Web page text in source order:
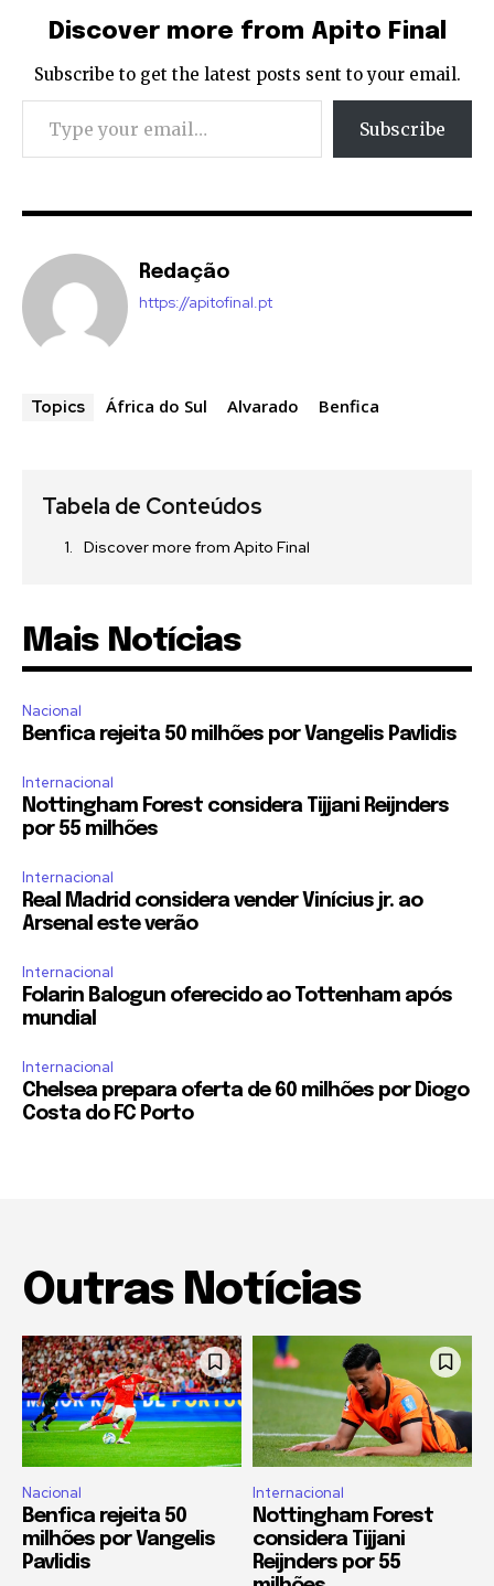
Discover more from Apito Final
Subscribe to get the latest posts sent to your email.
Type your email…
Subscribe
Redação
https://apitofinal.pt
Topics África do Sul Alvarado Benfica
Tabela de Conteúdos
Discover more from Apito Final
Mais Notícias
Nacional
Benfica rejeita 50 milhões por Vangelis Pavlidis
Internacional
Nottingham Forest considera Tijjani Reijnders
por 55 milhões
Internacional
Real Madrid considera vender Vinícius jr. ao
Arsenal este verão
Internacional
Folarin Balogun oferecido ao Tottenham após
mundial
Internacional
Chelsea prepara oferta de 60 milhões por Diogo
Costa do FC Porto
Outras Notícias
Nacional
Benfica rejeita 50
milhões por Vangelis
Pavlidis
Internacional
Nottingham Forest
considera Tijjani
Reijnders por 55